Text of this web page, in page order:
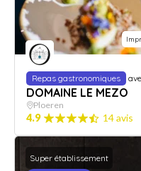
Repas gastronomiques
DOMAINE LE MEZO
Ploeren
4.9 14 avis
Super établissement